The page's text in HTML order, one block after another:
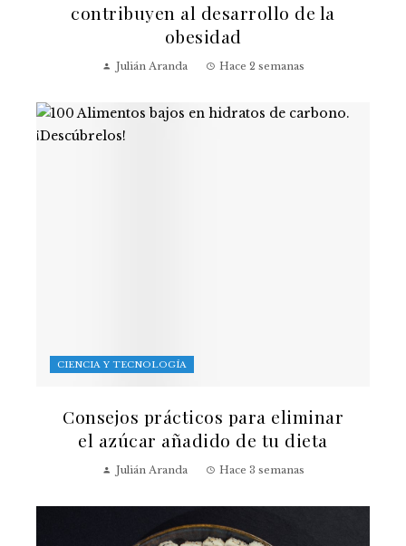
contribuyen al desarrollo de la
obesidad
Julián Aranda Hace 2 semanas
CIENCIA Y TECNOLOGÍA
Consejos prácticos para eliminar
el azúcar añadido de tu dieta
Julián Aranda Hace 3 semanas